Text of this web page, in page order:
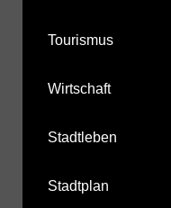
Tourismus
Wirtschaft
Stadtleben
Stadtplan